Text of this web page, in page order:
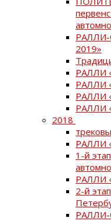
2019»
РАЛЛИ
РАЛЛИ
РАЛЛИ
РАЛЛИ
2018
РАЛЛИ
1-й
РАЛЛИ
2-й